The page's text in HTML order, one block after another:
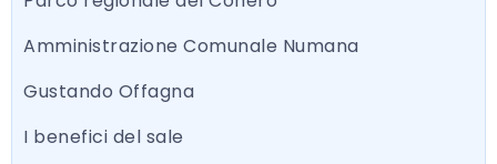
Amministrazione Comunale Numana
Gustando Offagna
I benefici del sale